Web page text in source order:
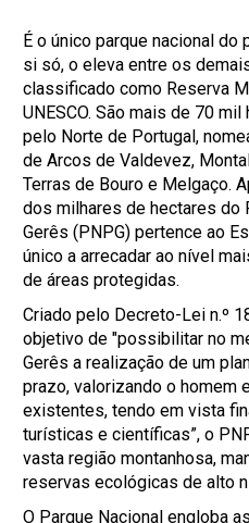
É o único parque nacional
si só, o eleva entre os
classificado como Reserva
UNESCO. São mais de 70
pelo Norte de Portugal,
de Arcos de Valdevez,
Terras de Bouro e Melgaço.
dos milhares de hectares do
Gerês (PNPG) pertence ao
único a arrecadar ao nível
de áreas protegidas.
Criado pelo Decreto-Lei n.º
objetivo de "possibilitar no
Gerês a realização de um
prazo, valorizando o homem
existentes, tendo em vista
turísticas e científicas”, o
vasta região montanhosa,
reservas ecológicas de alto
O Parque Nacional engloba